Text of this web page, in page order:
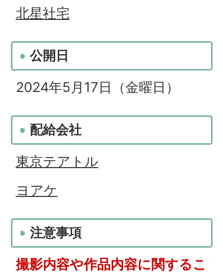
北星社宅
公開日
2024年5月17日（金曜日）
配給会社
東京テアトル
ヨアケ
注意事項
撮影内容や作品内容に関するこ